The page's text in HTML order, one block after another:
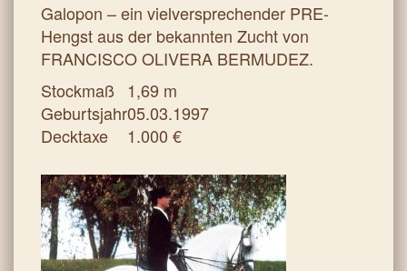
Galopon – ein vielversprechender PRE-
Hengst aus der bekannten Zucht von
FRANCISCO OLIVERA BERMUDEZ.
Stockmaß
1,69 m
Geburtsjahr05.03.1997
Decktaxe
1.000 €